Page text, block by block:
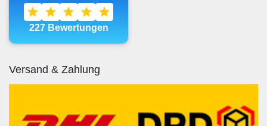
Versand & Zahlung